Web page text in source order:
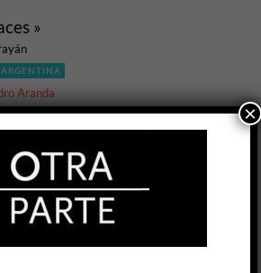
»
Aranda
del más entrerriano que nunca
un grito rompe el silencio en
Viñas del Museo del Libro y la
una discusión en voz alta
afuera, quizás entre empleados
×